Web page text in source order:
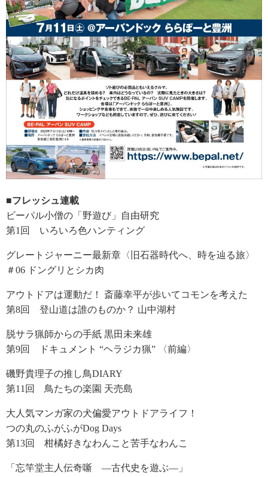
■フレッシュ連載
ビーパル小僧の「野遊び」自由研究
第1回 いろいろ色ハンティング
グレートジャーニー最新章〈旧石器時代へ、時を辿る旅〉
＃06 ドングリとシカ肉
アウトドアは運動だ！ 斎藤幸平が歩いてコモンを考えた
第8回 登山道は誰のものか？ 山中湖村
脱サラ猟師からの手紙 黒田未来雄
第9回 ドキュメント “ヘラジカ猟” 〈前編〉
磯野貴理子の推し鳥DIARY
第11回 鳥たちの楽園 天売島
大人気マンガ家の犬偏愛アウトドアライフ！
つの丸のふがふがDog Days
第13回 柑橘好きなわんこと苦手なわんこ
「忘竿堂主人伝奇噺 ―古代史を遊ぶ―」